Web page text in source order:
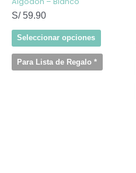
S/59.90
Seleccionar opciones producto
Para Lista de Regalo *